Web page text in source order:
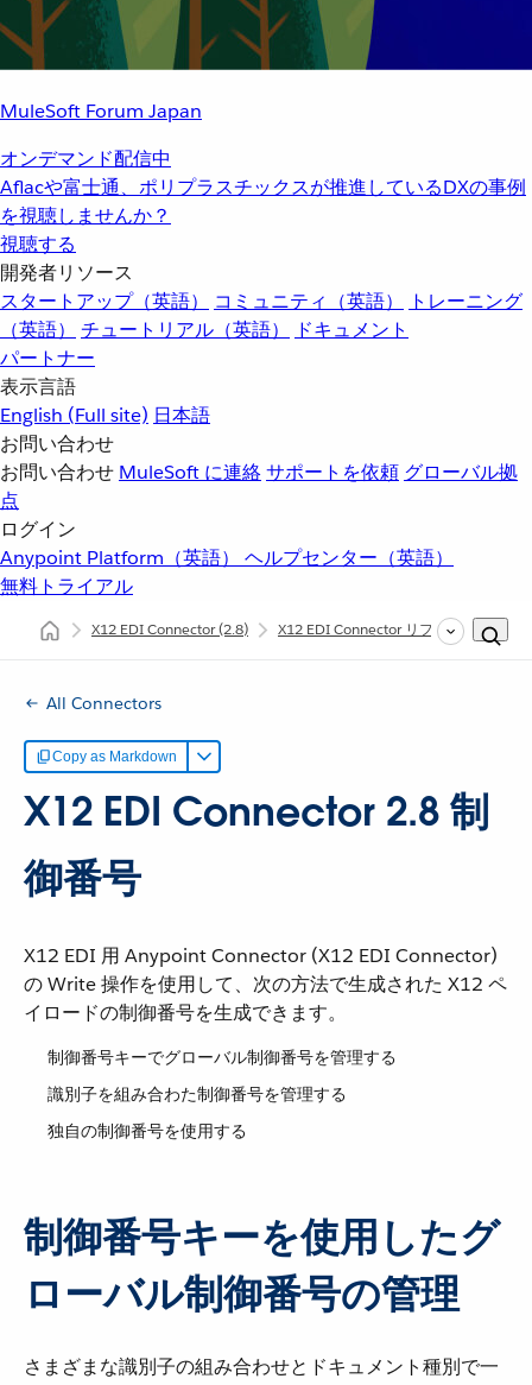
MuleSoft Forum Japan
オンデマンド配信中
Aflacや富士通、ポリプラスチックスが推進しているDXの事例
を視聴しませんか？
視聴する
開発者リソース
スタートアップ（英語）
コミュニティ（英語）
トレーニング
（英語）
チュートリアル（英語）
ドキュメント
パートナー
表示言語
English (Full site) 日本語
お問い合わせ
お問い合わせ MuleSoft に連絡サポートを依頼 グローバル拠
点
ログイン
Anypoint Platform（英語） ヘルプセンター（英語）
無料トライアル
X12 EDI Connector(2.8) X12 EDI Connector リファレンス
All Connectors
Copy as Markdown
X12 EDI Connector 2.8 制
御番号
X12 EDI 用 Anypoint Connector (X12 EDI Connector)
の Write 操作を使用して、次の方法で生成された X12 ペ
イロードの制御番号を生成できます。
制御番号キーでグローバル制御番号を管理する
識別子を組み合わた制御番号を管理する
独自の制御番号を使用する
制御番号キーを使用したグ
ローバル制御番号の管理
さまざまな識別子の組み合わせとドキュメント種別で一